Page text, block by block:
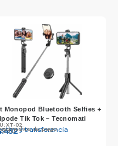
Monopod Bluetooth Selfies +
Tik Tok – Tecnomati
XT-02
y transferencia
medios de pago